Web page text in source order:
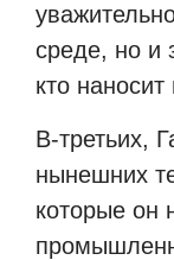
среде, но и
кто
В-третьих,
нынешних
которые он